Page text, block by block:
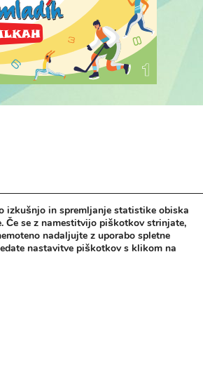
za Šport RS Planica
izkušnjo in spremljanje statistike obiska
Če se z namestitvijo piškotkov strinjate,
nadaljujte z uporabo spletne
nastavitve piškotkov s klikom na